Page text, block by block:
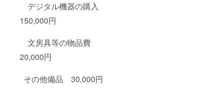
デジタル機器の購入
150,000円
文房具等の物品費
20,000円
その他備品 30,000円